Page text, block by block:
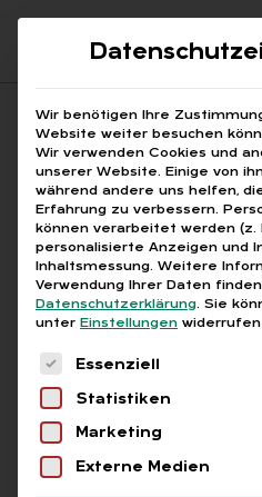
Suchfeld
Breadcrumb-Navigation
STARTSEITE
Alle
Schlag­wort
Wir benötigen Ihre
Website weiter besuchen
Wir verwenden Cookies und
unserer Website. Einige von
während andere uns helfen,
Erfahrung zu verbessern.
können verarbeitet werden (z.
personalisierte Anzeigen und
Inhaltsmessung. Weitere
Verwendung Ihrer Daten
Datenschutzerklärung. Sie
unter Einstellungen widerrufen
Es folgt eine Liste der
Essenziell
Statistiken
Marketing
Externe Medien